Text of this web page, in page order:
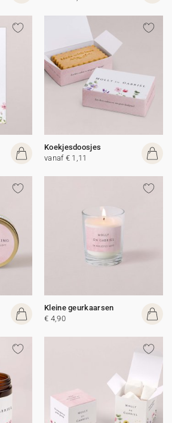
Koekjesdoosjes
vanaf € 1,11
Kleine geurkaarsen
€ 4,90